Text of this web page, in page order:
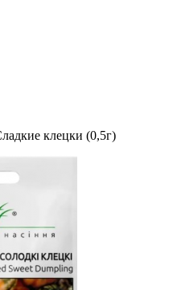
клецки (0,5г)